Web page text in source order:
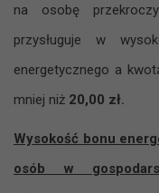
na osobę
przysługuje w
energetycznego a
mniej niż 20,00 zł.
Wysokość bonu
osób w